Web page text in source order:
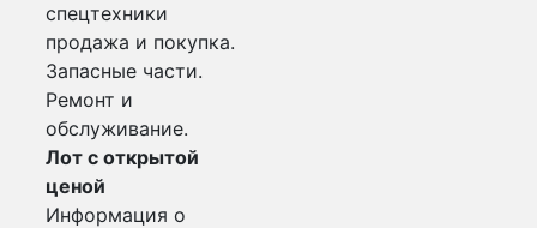
спецтехники
продажа и покупка.
Запасные части.
Ремонт и
обслуживание.
Лот с открытой
ценой
Информация о